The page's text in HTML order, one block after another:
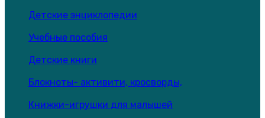
Детские энциклопедии
Учебные пособия
Детские книги
Блокноты- активити, кросворды,
Книжки-игрушки для малышей